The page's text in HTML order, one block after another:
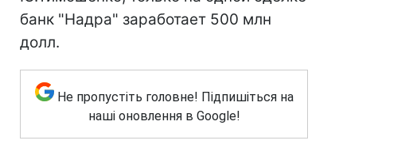
банк "Надра" заработает 500 млн
долл.
Не пропустіть головне! Підпишіться на
наші оновлення в Google!